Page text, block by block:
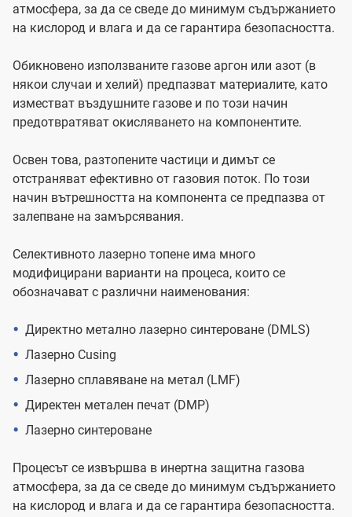
атмосфера, за да се сведе до минимум съдържанието
на кислород и влага и да се гарантира безопасността.
Обикновено използваните газове аргон или азот (в
някои случаи и хелий) предпазват материалите, като
изместват въздушните газове и по този начин
предотвратяват окисляването на компонентите.
Освен това, разтопените частици и димът се
отстраняват ефективно от газовия поток. По този
начин вътрешността на компонента се предпазва от
залепване на замърсявания.
Селективното лазерно топене има много
модифицирани варианти на процеса, които се
обозначават с различни наименования:
Директно метално лазерно синтероване (DMLS)
Лазерно Cusing
Лазерно сплавяване на метал (LMF)
Директен метален печат (DMP)
Лазерно синтероване
Процесът се извършва в инертна защитна газова
атмосфера, за да се сведе до минимум съдържанието
на кислород и влага и да се гарантира безопасността.